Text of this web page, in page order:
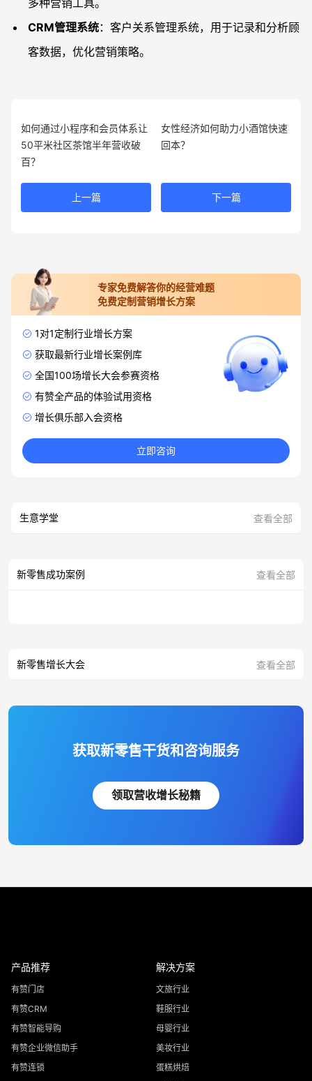
多种营销工具。
CRM管理系统：客户关系管理系统，用于记录和分析顾
客数据，优化营销策略。
如何通过小程序和会员体系让
50平米社区茶馆半年营收破
百？
上一篇
女性经济如何助力小酒馆快速
回本？
下一篇
专家免费解答你的经营难题
免费定制营销增长方案
1对1定制行业增长方案
获取最新行业增长案例库
全国100场增长大会参赛资格
有赞全产品的体验试用资格
增长俱乐部入会资格
立即咨询
生意学堂 查看全部
新零售成功案例 查看全部
新零售增长大会 查看全部
获取新零售干货和咨询服务
领取营收增长秘籍
产品推荐
有赞门店
有赞CRM
有赞智能导购
有赞企业微信助手
有赞连锁
解决方案
文旅行业
鞋服行业
母婴行业
美妆行业
蛋糕烘焙